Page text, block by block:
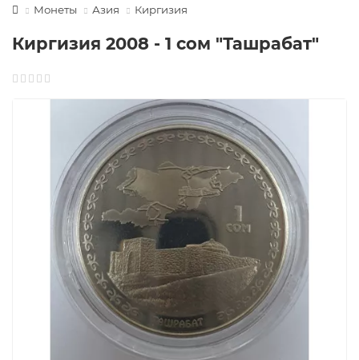
Монеты Азия Киргизия
Киргизия 2008 - 1 сом "Ташрабат"